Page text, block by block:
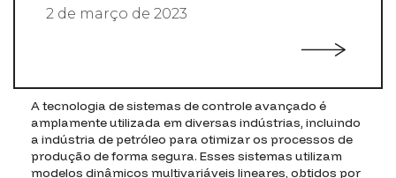
2 de março de 2023
A tecnologia de sistemas de controle avançado é
amplamente utilizada em diversas indústrias, incluindo
a indústria de petróleo para otimizar os processos de
produção de forma segura. Esses sistemas utilizam
modelos dinâmicos multivariáveis lineares, obtidos por